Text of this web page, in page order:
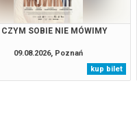
CZYM SOBIE NIE MÓWIMY
09.08.2026, Poznań
kup bilet